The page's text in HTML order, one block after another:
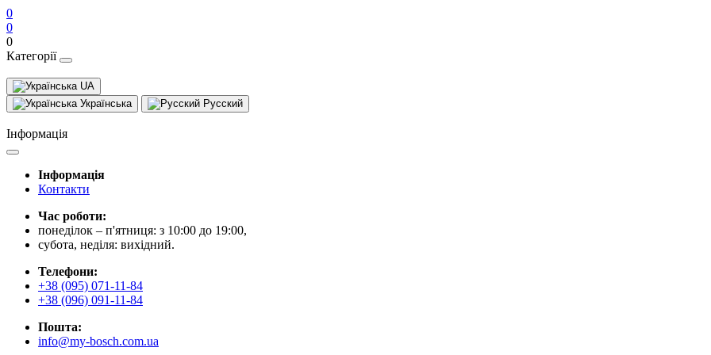
0
0
0
Категорії
UA
Українська
Русский
Інформація
Інформація
Контакти
Час роботи:
понеділок – п'ятниця: з 10:00 до 19:00,
субота, неділя: вихідний.
Телефони:
+38 (095) 071-11-84
+38 (096) 091-11-84
Пошта:
info@my-bosch.com.ua